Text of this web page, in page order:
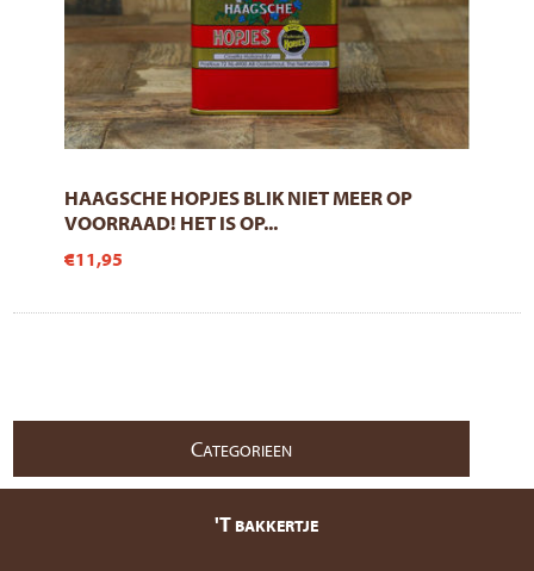
HAAGSCHE HOPJES BLIK NIET MEER OP
VOORRAAD! HET IS OP...
€11,95
CATEGORIEEN
'T BAKKERTJE